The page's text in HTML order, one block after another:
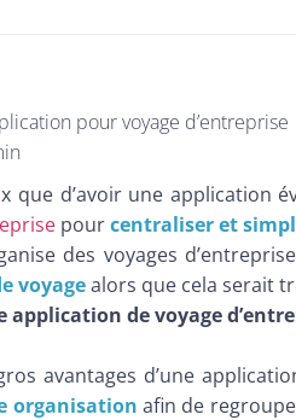
pour voyage d’entreprise
que d’avoir une application
pourcentraliser et
des voyages
voyagealors que cela serait
application de voyage
avantages d’une
organisation afin de